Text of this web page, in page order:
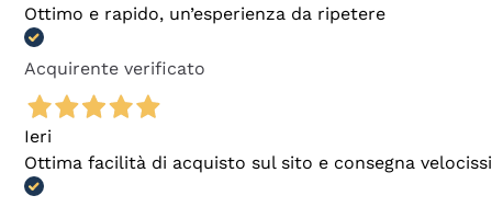
Ottimo e rapido, un’esperienza da ripetere
Acquirente verificato
Ieri
Ottima facilità di acquisto sul sito e consegna